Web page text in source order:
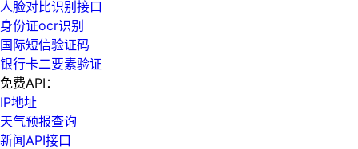
人脸对比识别接口
身份证ocr识别
国际短信验证码
银行卡二要素验证
免费API：
IP地址
天气预报查询
新闻API接口